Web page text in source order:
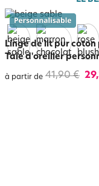
Linge de lit pur
Taie d'oreiller
à partir de 41,90 €